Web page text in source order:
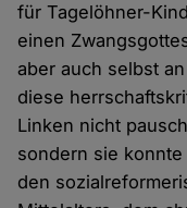
für Tagelöhner-
einen
aber auch selbst
diese
Linken nicht
sondern sie
den